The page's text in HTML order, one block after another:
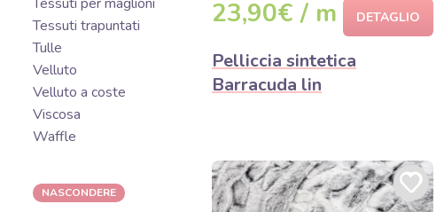
Tessuti trapuntati
Tulle
Velluto
Velluto a coste
Viscosa
Waffle
NASCONDERE
23,90€ / m DETAGLIO
Pelliccia sintetica
Barracuda lin